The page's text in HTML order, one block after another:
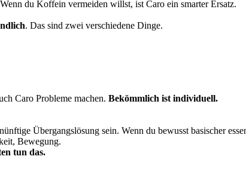
du Koffein vermeiden willst, ist Caro ein smarter Ersatz.
. Das sind zwei verschiedene Dinge.
Caro Probleme machen. Bekömmlich ist individuell.
Übergangslösung sein. Wenn du bewusst basischer
Bewegung.
tun das.